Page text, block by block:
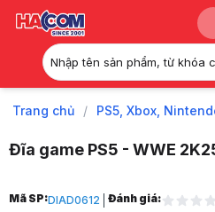
Nhập tên sản phẩm, từ khóa
Trang chủ / PS5, Xbox,
Đĩa game PS5 - WWE
Trang chủ
Mã SP:DIAD0612 Đánh giá: